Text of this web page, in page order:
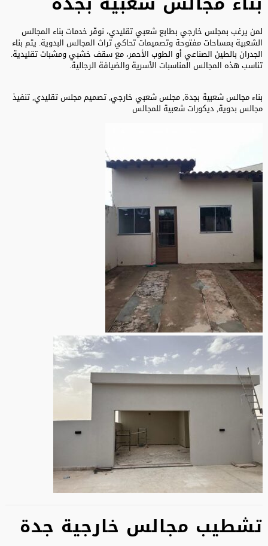
لمن يرغب بمجلس خارجي بطابع شعبي تقليدي، نوفّر خدمات بناء المجالس
الشعبية بمساحات مفتوحة وتصميمات تحاكي تراث المجالس البدوية. يتم بناء
الجدران بالطين الصناعي أو الطوب الأحمر، مع سقف خشبي ومشبات تقليدية.
تناسب هذه المجالس المناسبات الأسرية والضيافة الرجالية.
بناء مجالس شعبية بجدة, مجلس شعبي خارجي, تصميم مجلس تقليدي, تنفيذ
مجالس بدوية, ديكورات شعبية للمجالس
تشطيب مجالس خارجية جدة